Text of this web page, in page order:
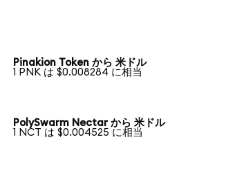
Pinakion Token から 米ドル
1 PNK は $0.008284 に相当
PolySwarm Nectar から 米ドル
1 NCT は $0.004525 に相当